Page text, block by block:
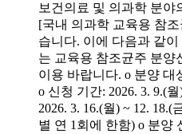
보건의료 및 의과학 분야
[국내 의과학 교육용 참
습니다. 이에 다음과 같
는 교육용 참조균주 분양
이용 바랍니다. o 분양 대
o 신청 기간: 2026. 3. 9.(
2026. 3. 16.(월) ~ 12.
별 연 1회에 한함) o 분양